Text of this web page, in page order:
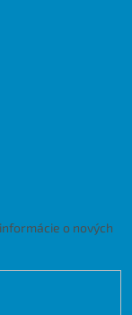
o nových